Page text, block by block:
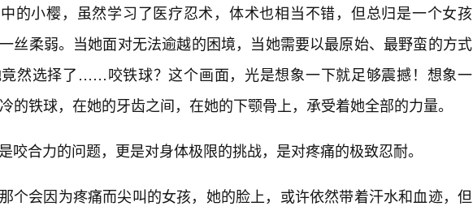
的小樱，虽然学习了医疗忍术，体术也相当不错，但总归是一个女孩
丝柔弱。当她面对无法逾越的困境，当她需要以最原始、最野蛮的方式
然选择了……咬铁球？这个画面，光是想象一下就足够震撼！想象一
的铁球，在她的牙齿之间，在她的下颚骨上，承受着她全部的力量。
咬合力的问题，更是对身体极限的挑战，是对疼痛的极致忍耐。
个会因为疼痛而尖叫的女孩，她的脸上，或许依然带着汗水和血迹，但